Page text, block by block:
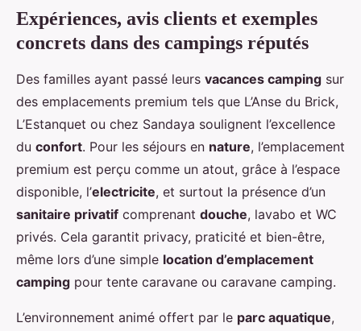
Expériences, avis clients et exemples
concrets dans des campings réputés
Des familles ayant passé leurs vacances camping sur
des emplacements premium tels que L’Anse du Brick,
L’Estanquet ou chez Sandaya soulignent l’excellence
du confort. Pour les séjours en nature, l’emplacement
premium est perçu comme un atout, grâce à l’espace
disponible, l’electricite, et surtout la présence d’un
sanitaire privatif comprenant douche, lavabo et WC
privés. Cela garantit privacy, praticité et bien-être,
même lors d’une simple location d’emplacement
camping pour tente caravane ou caravane camping.
L’environnement animé offert par le parc aquatique,